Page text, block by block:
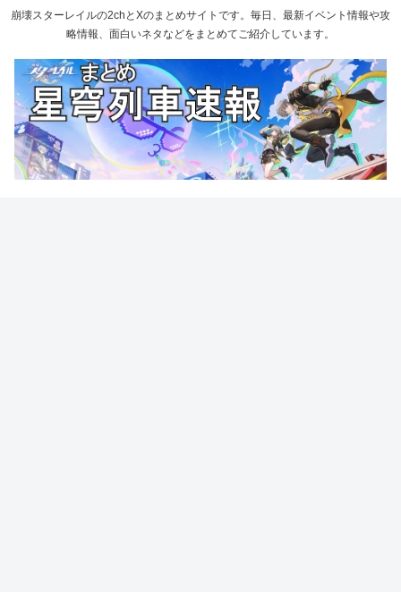
崩壊スターレイルの2chとXのまとめサイトです。毎日、最新イベント情報や攻
略情報、面白いネタなどをまとめてご紹介しています。